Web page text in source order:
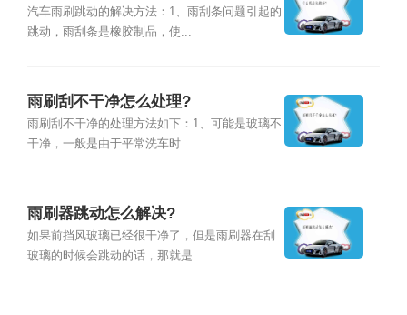
汽车雨刷跳动的解决方法：1、雨刮条问题引起的
跳动，雨刮条是橡胶制品，使...
雨刷刮不干净怎么处理?
雨刷刮不干净的处理方法如下：1、可能是玻璃不
干净，一般是由于平常洗车时...
雨刷器跳动怎么解决?
如果前挡风玻璃已经很干净了，但是雨刷器在刮
玻璃的时候会跳动的话，那就是...